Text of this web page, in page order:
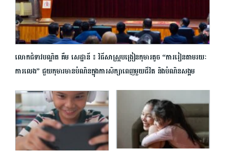
លោកជំទាវបណ្ឌិត គឹម សេដ្ឋានី ៖ វិធីសាស្ត្របង្រៀនកុមារតូច “ការរៀនតាមរយៈ
ការលេង” ជួយកុមារមានបំណិនក្នុងការសិក្សាពេញមួយជីវិត និងបំណិនសង្គម